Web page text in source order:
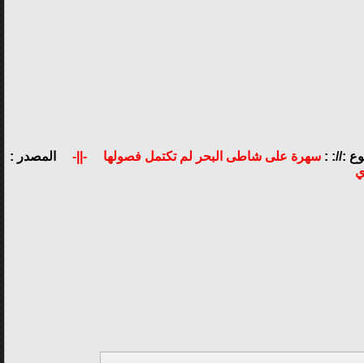
://: : سهرة على شاطى البحر لم تكتمل فصولها -||-
المصدر :